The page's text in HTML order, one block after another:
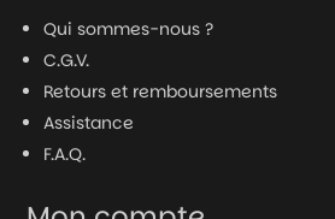
Qui sommes-nous ?
C.G.V.
Retours et remboursements
Assistance
F.A.Q.